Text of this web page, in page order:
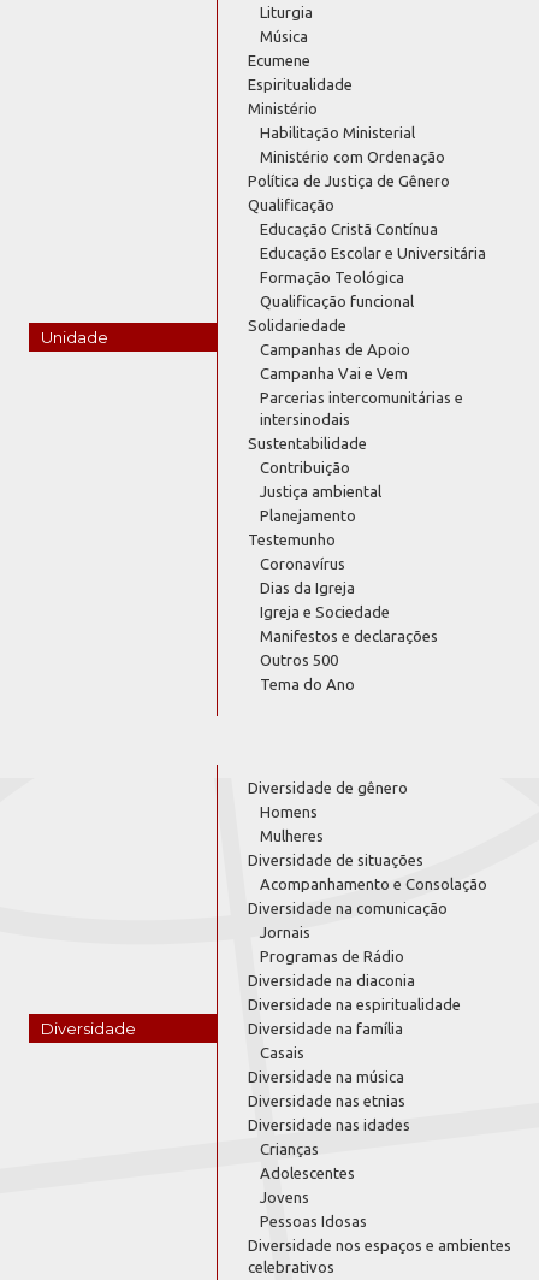
Unidade
Liturgia
Música
Ecumene
Espiritualidade
Ministério
Habilitação Ministerial
Ministério com Ordenação
Política de Justiça de Gênero
Qualificação
Educação Cristã Contínua
Educação Escolar e Universitária
Formação Teológica
Qualificação funcional
Solidariedade
Campanhas de Apoio
Campanha Vai e Vem
Parcerias intercomunitárias e
intersinodais
Sustentabilidade
Contribuição
Justiça ambiental
Planejamento
Testemunho
Coronavírus
Dias da Igreja
Igreja e Sociedade
Manifestos e declarações
Outros 500
Tema do Ano
Diversidade
Diversidade de gênero
Homens
Mulheres
Diversidade de situações
Acompanhamento e Consolação
Diversidade na comunicação
Jornais
Programas de Rádio
Diversidade na diaconia
Diversidade na espiritualidade
Diversidade na família
Casais
Diversidade na música
Diversidade nas etnias
Diversidade nas idades
Crianças
Adolescentes
Jovens
Pessoas Idosas
Diversidade nos espaços e ambientes
celebrativos